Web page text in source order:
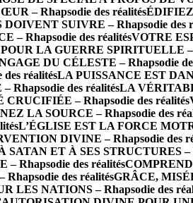
– Rhapsodie des réalités
SUIVRE – Rhapsodie des
– Rhapsodie des réalitésVOTRE
LA GUERRE SPIRITUELLE –
DU CÉLESTE – Rhapsodie
réalitésLA PUISSANCE EST
Rhapsodie des réalitésLA
– Rhapsodie des réalités
LA SOURCE – Rhapsodie des
L’ÉGLISE EST LA FORCE
DIVINE – Rhapsodie des
SATAN ET À SES STRUCTURES –
Rhapsodie des réalités
des réalitésGRÂCE,
LES NATIONS – Rhapsodie des